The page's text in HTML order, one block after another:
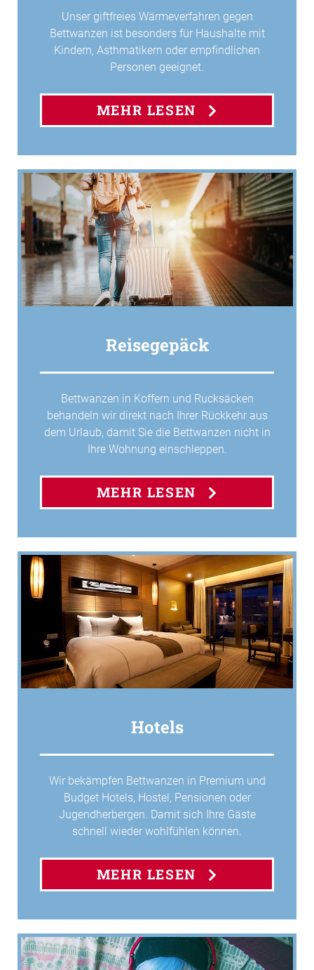
Unser giftfreies Wärmeverfahren gegen
Bettwanzen ist besonders für Haushalte mit
Kindern, Asthmatikern oder empfindlichen
Personen geeignet.
MEHR LESEN
Reisegepäck
Bettwanzen in Koffern und Rucksäcken
behandeln wir direkt nach Ihrer Rückkehr aus
dem Urlaub, damit Sie die Bettwanzen nicht in
Ihre Wohnung einschleppen.
MEHR LESEN
Hotels
Wir bekämpfen Bettwanzen in Premium und
Budget Hotels, Hostel, Pensionen oder
Jugendherbergen. Damit sich Ihre Gäste
schnell wieder wohlfühlen können.
MEHR LESEN